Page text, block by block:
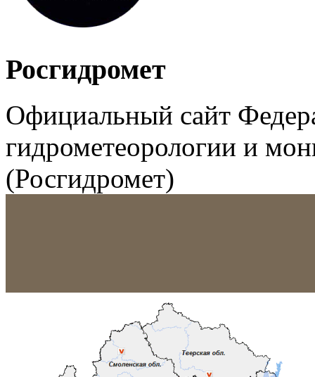
Росгидромет
Официальный сайт
гидрометеорологии и
(Росгидромет)